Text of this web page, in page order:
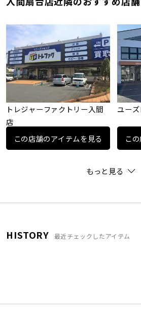
トレジャーファクトリー入間
店
この店舗のアイテムを見る
ユー
こ
もっと見る
HISTORY 最近チェックしたアイテム